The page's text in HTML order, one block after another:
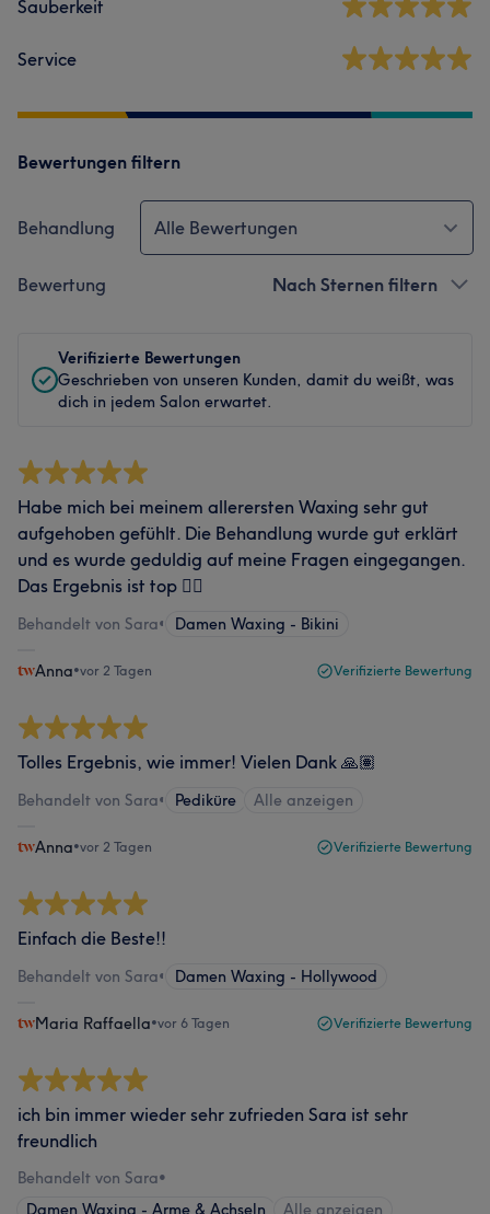
Sauberkeit
Service
Bewertungen filtern
Behandlung Alle Bewertungen
Bewertung Nach Sternen filtern
Verifizierte Bewertungen
Geschrieben von unseren Kunden, damit du weißt, was
dich in jedem Salon erwartet.
Habe mich bei meinem allerersten Waxing sehr gut
aufgehoben gefühlt. Die Behandlung wurde gut erklärt
und es wurde geduldig auf meine Fragen eingegangen.
Das Ergebnis ist top 👍🏽
Behandelt von Sara• Damen Waxing - Bikini
Anna•vor 2 Tagen Verifizierte Bewertung
Tolles Ergebnis, wie immer! Vielen Dank 🙏🏽
Behandelt von Sara• Pediküre Alle anzeigen
Anna•vor 2 Tagen Verifizierte Bewertung
Einfach die Beste!!
Behandelt von Sara• Damen Waxing - Hollywood
Maria Raffaella•vor 6 Tagen Verifizierte Bewertung
ich bin immer wieder sehr zufrieden Sara ist sehr
freundlich
Behandelt von Sara•
Damen Waxing - Arme & Achseln
Alle anzeigen